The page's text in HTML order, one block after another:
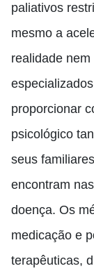
paliativos
mesmo a
realidade
proporcionar
psicológico
seus
encontram
doença. Os
medicação e
terapêuticas,